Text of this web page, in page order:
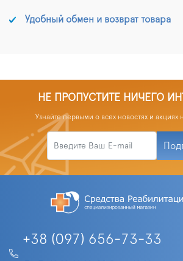
Удобный обмен и возврат товара
НЕ ПРОПУСТИТЕ НИЧЕГО
Узнайте первыми о всех новостях и акциях
+38 (097) 656-73-33